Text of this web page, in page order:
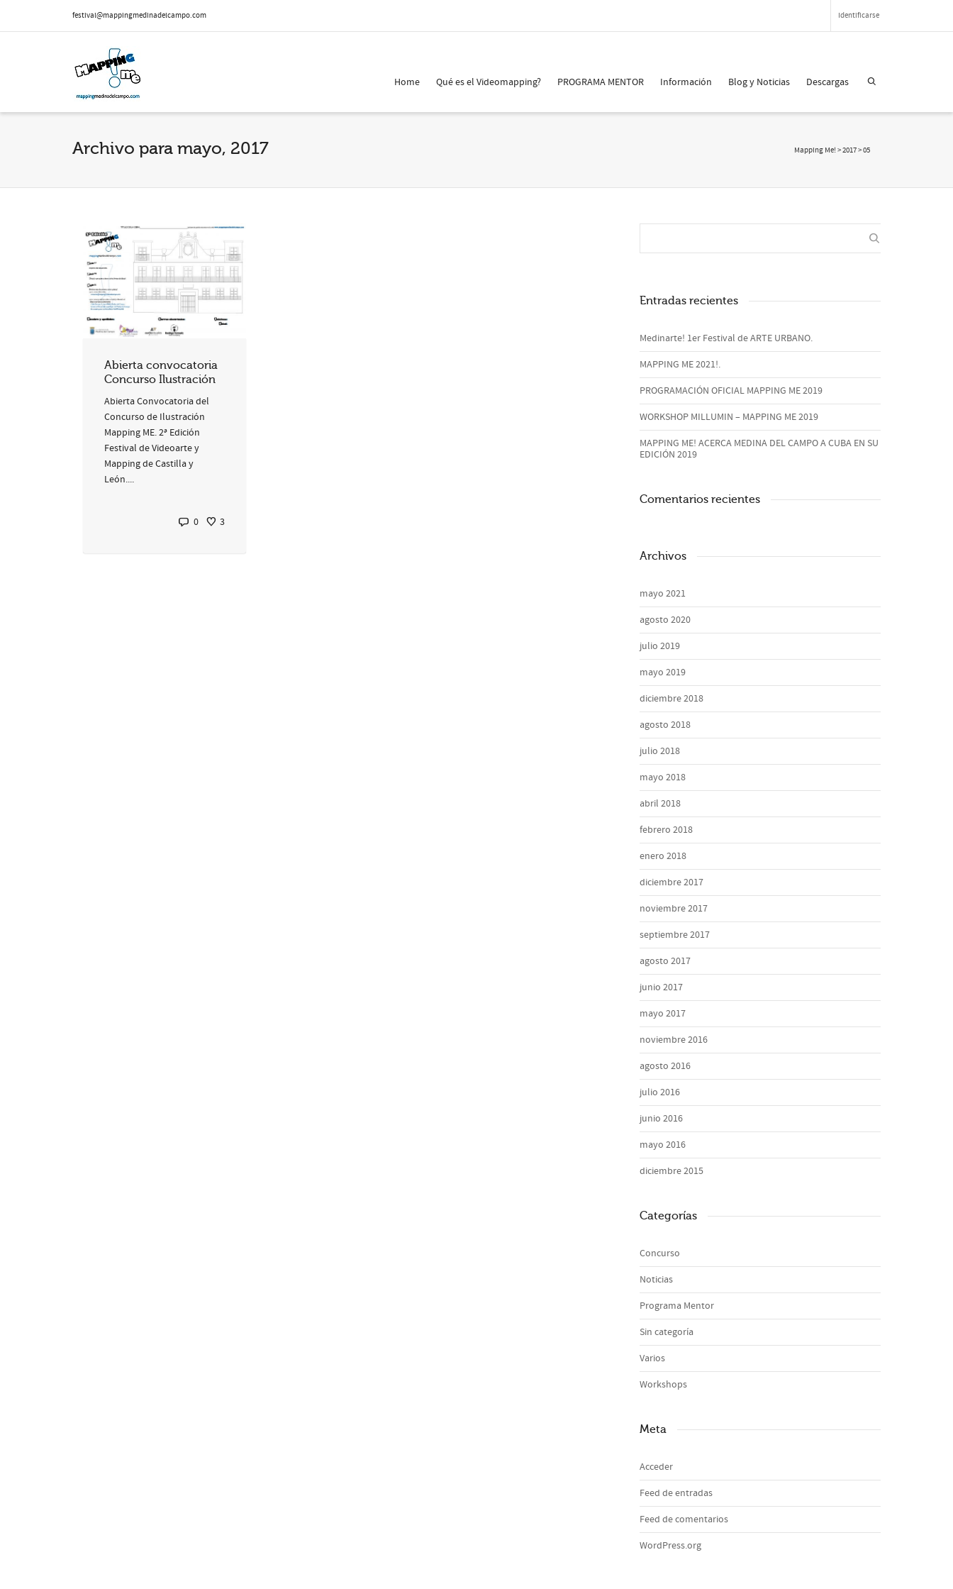
festival@mappingmedinadelcampo.com Identificarse
Home Qué es el Videomapping? PROGRAMA MENTOR Información Blog y Noticias Descargas
Archivo para mayo, 2017 Mapping Me! >2017>05
Abierta convocatoria
Concurso Ilustración
Abierta Convocatoria del
Concurso de Ilustración
Mapping ME. 2ª Edición
Festival de Videoarte y
Mapping de Castilla y
León....
0 3
Entradas recientes
Medinarte! 1er Festival de ARTE URBANO.
MAPPING ME 2021!.
PROGRAMACIÓN OFICIAL MAPPING ME 2019
WORKSHOP MILLUMIN – MAPPING ME 2019
MAPPING ME! ACERCA MEDINA DEL CAMPO A CUBA EN SU
EDICIÓN 2019
Comentarios recientes
Archivos
mayo 2021
agosto 2020
julio 2019
mayo 2019
diciembre 2018
agosto 2018
julio 2018
mayo 2018
abril 2018
febrero 2018
enero 2018
diciembre 2017
noviembre 2017
septiembre 2017
agosto 2017
junio 2017
mayo 2017
noviembre 2016
agosto 2016
julio 2016
junio 2016
mayo 2016
diciembre 2015
Categorías
Concurso
Noticias
Programa Mentor
Sin categoría
Varios
Workshops
Meta
Acceder
Feed de entradas
Feed de comentarios
WordPress.org